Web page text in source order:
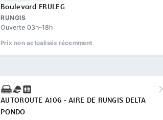
Boulevard FRULEG
RUNGIS
Ouverte 03h–18h
Prix non actualisés récemment
AUTOROUTE A106 - AIRE DE RUNGIS DELTA
PONDO